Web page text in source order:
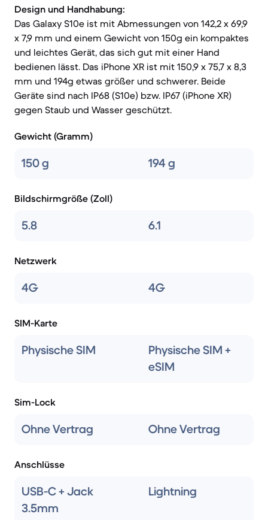
Design und Handhabung:
Das Galaxy S10e ist mit Abmessungen von 142,2 x 69,9
x 7,9 mm und einem Gewicht von 150g ein kompaktes
und leichtes Gerät, das sich gut mit einer Hand
bedienen lässt. Das iPhone XR ist mit 150,9 x 75,7 x 8,3
mm und 194g etwas größer und schwerer. Beide
Geräte sind nach IP68 (S10e) bzw. IP67 (iPhone XR)
gegen Staub und Wasser geschützt.
Gewicht (Gramm)
150 g 194 g
Bildschirmgröße (Zoll)
5.8 6.1
Netzwerk
4G 4G
SIM-Karte
Physische SIM
Physische SIM +
eSIM
Sim-Lock
Ohne Vertrag Ohne Vertrag
Anschlüsse
USB-C + Jack
3.5mm
Lightning